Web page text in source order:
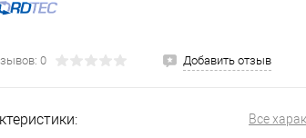
0 Добавить отзыв
Все